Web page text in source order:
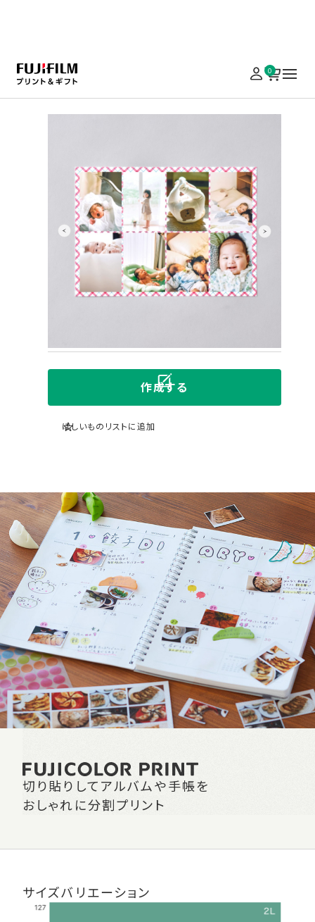
0
の写真を入れられます。写真を切って手帳アレンジ
に使ったり、友達とのシェアにもぴったり。
¥ 460 〜 ¥ 770 （税込）
LINE登録で500円OFF
￥5,000以上の注文で送料無料
作成する
ほしいものリストに追加
切り貼りしてアルバムや手帳を
おしゃれに分割プリント
サイズバリエーション